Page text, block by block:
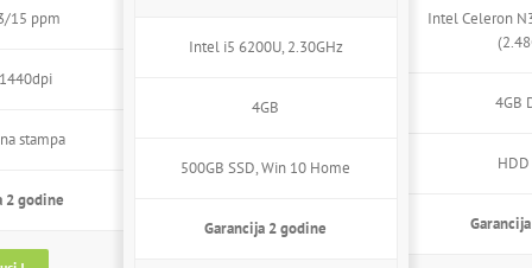
15 ppm
stampa
2 godine
Intel i5 6200U, 2.30GHz
4GB
500GB SSD, Win 10 Home
Garancija 2 godine
Intel Celeron
4GB